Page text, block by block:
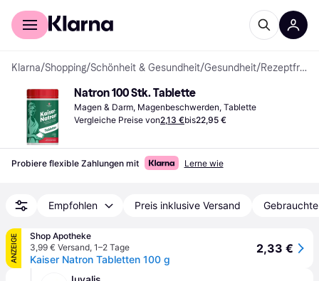
Für Shopper
Klarna/Shopping/Schönheit & Gesundheit/Gesundheit/ Rezeptfreie Arzneimittel
Natron 100 Stk. Tablette
Magen & Darm, Magenbeschwerden, Tablette
Vergleiche Preise von2,13 €bis22,95 €
Probiere flexible Zahlungen mit Lerne wie
Empfohlen Preis inklusive Versand
ANZEIGE
Shop Apotheke
3,99 € Versand, 1–2 Tage
Kaiser Natron Tabletten 100 g
2,33 €